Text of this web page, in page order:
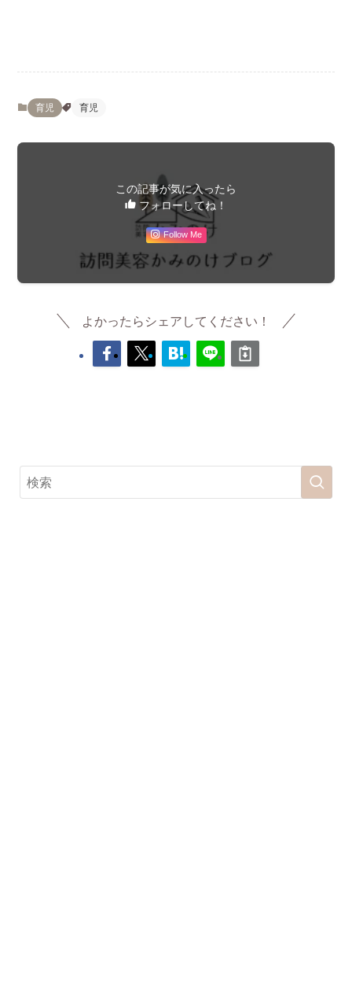
育児 育児
この記事が気に入ったら
フォローしてね！
Follow Me
よかったらシェアしてください！